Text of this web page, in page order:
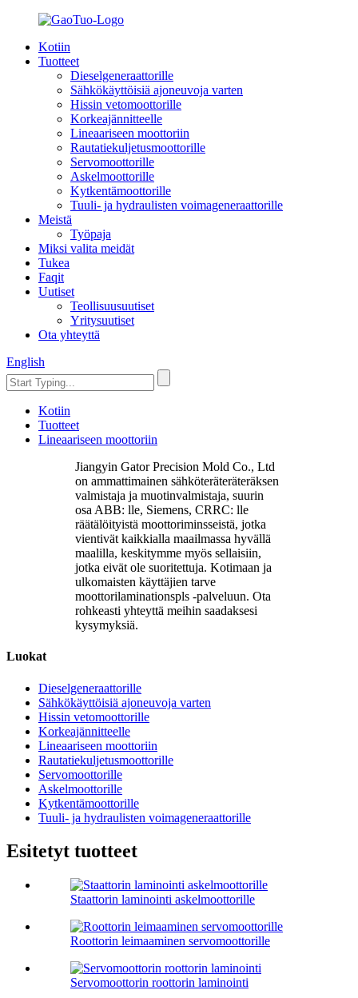
Kotiin
Tuotteet
Dieselgeneraattorille
Sähkökäyttöisiä ajoneuvoja varten
Hissin vetomoottorille
Korkeajännitteelle
Lineaariseen moottoriin
Rautatiekuljetusmoottorille
Servomoottorille
Askelmoottorille
Kytkentämoottorille
Tuuli- ja hydraulisten voimageneraattorille
Meistä
Työpaja
Miksi valita meidät
Tukea
Faqit
Uutiset
Teollisuusuutiset
Yritysuutiset
Ota yhteyttä
English
Kotiin
Tuotteet
Lineaariseen moottoriin
Jiangyin Gator Precision Mold Co., Ltd
on ammattimainen sähköteräteräteräksen
valmistaja ja muotinvalmistaja, suurin
osa ABB: lle, Siemens, CRRC: lle
räätälöityistä moottoriminsseistä, jotka
vientivät kaikkialla maailmassa hyvällä
maalilla, keskitymme myös sellaisiin,
jotka eivät ole suoritettuja. Kotimaan ja
ulkomaisten käyttäjien tarve
moottorilaminationspls -palveluun. Ota
rohkeasti yhteyttä meihin saadaksesi
kysymyksiä.
Luokat
Dieselgeneraattorille
Sähkökäyttöisiä ajoneuvoja varten
Hissin vetomoottorille
Korkeajännitteelle
Lineaariseen moottoriin
Rautatiekuljetusmoottorille
Servomoottorille
Askelmoottorille
Kytkentämoottorille
Tuuli- ja hydraulisten voimageneraattorille
Esitetyt tuotteet
Staattorin laminointi askelmoottorille
Roottorin leimaaminen servomoottorille
Servomoottorin roottorin laminointi